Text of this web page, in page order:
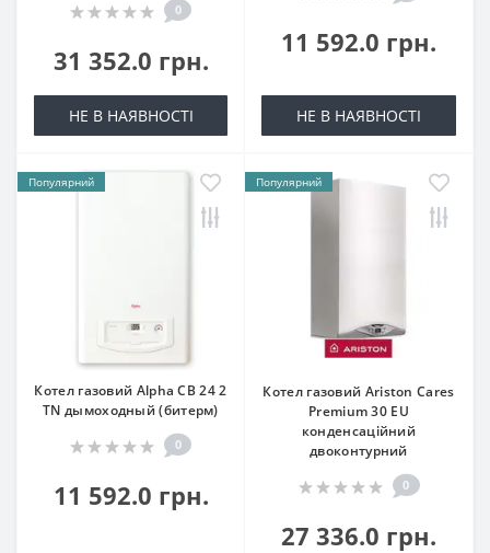
0
31 352.0 грн.
НЕ В НАЯВНОСТІ
11 592.0 грн.
НЕ В НАЯВНОСТІ
Популярний
Котел газовий Alpha CB 24 2
TN дымоходный (битерм)
0
11 592.0 грн.
Популярний
Котел газовий Ariston Cares
Premium 30 EU
конденсаційний
двоконтурний
0
27 336.0 грн.